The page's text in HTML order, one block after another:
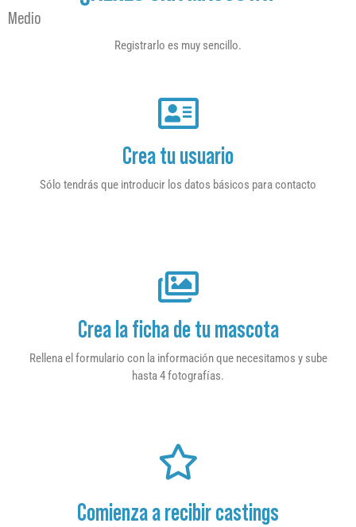
Medio
Registrarlo es muy sencillo.
Crea tu usuario
Sólo tendrás que introducir los datos básicos para contacto
Crea la ficha de tu mascota
Rellena el formulario con la información que necesitamos y sube
hasta 4 fotografías.
Comienza a recibir castings